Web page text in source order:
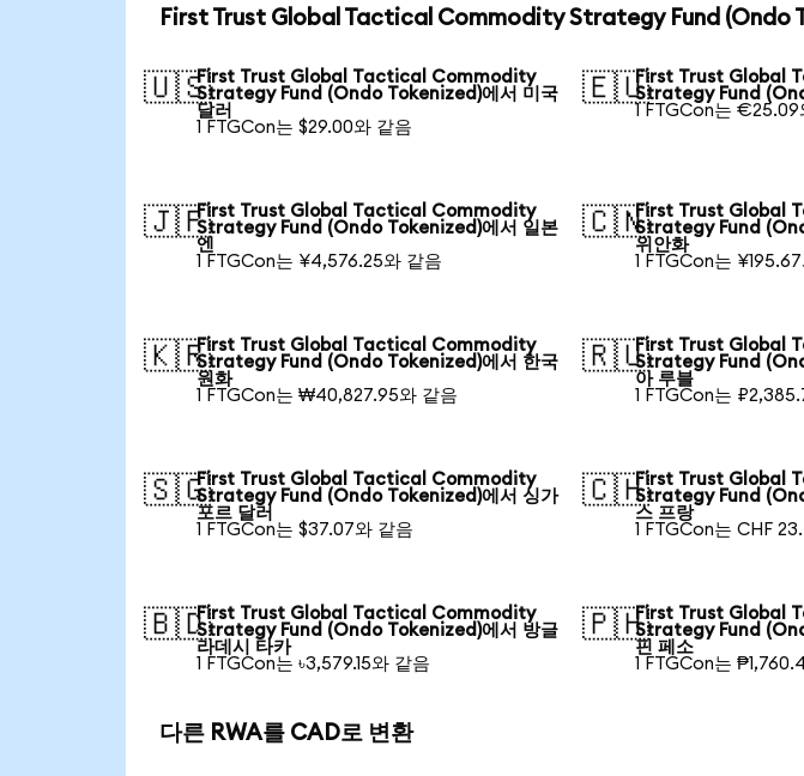
First Trust Global Tactical Commodity Strategy Fund (Ondo
🇺🇸First Trust Global Tactical Commodity
Strategy Fund (Ondo Tokenized)에서 미국
달러
1 FTGCon는 $29.00와 같음
🇪🇺First Trust Global
Strategy Fund
1 FTGCon는 €25.09
🇯🇵First Trust Global Tactical Commodity
Strategy Fund (Ondo Tokenized)에서 일본
엔
1 FTGCon는 ¥4,576.25와 같음
🇨🇳First Trust Global
Strategy Fund
위안화
1 FTGCon는
🇰🇷First Trust Global Tactical Commodity
Strategy Fund (Ondo Tokenized)에서 한국
원화
1 FTGCon는 ₩40,827.95와 같음
🇷🇺First Trust Global
Strategy Fund
아 루블
1 FTGCon는
🇸🇬First Trust Global Tactical Commodity
Strategy Fund (Ondo Tokenized)에서 싱가
포르 달러
1 FTGCon는 $37.07와 같음
🇨🇭First Trust Global
Strategy Fund
스 프랑
1 FTGCon는 CHF
🇧🇩First Trust Global Tactical Commodity
Strategy Fund (Ondo Tokenized)에서 방글
라데시 타카
1 FTGCon는 ৳3,579.15와 같음
🇵🇭First Trust Global
Strategy Fund
핀 페소
1 FTGCon는
다른 RWA를 CAD로 변환